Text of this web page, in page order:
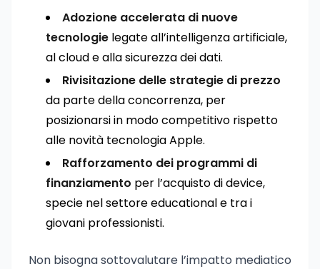
Adozione accelerata di nuove
tecnologie legate all’intelligenza artificiale,
al cloud e alla sicurezza dei dati.
Rivisitazione delle strategie di prezzo
da parte della concorrenza, per
posizionarsi in modo competitivo rispetto
alle novità tecnologia Apple.
Rafforzamento dei programmi di
finanziamento per l’acquisto di device,
specie nel settore educational e tra i
giovani professionisti.
Non bisogna sottovalutare l’impatto mediatico